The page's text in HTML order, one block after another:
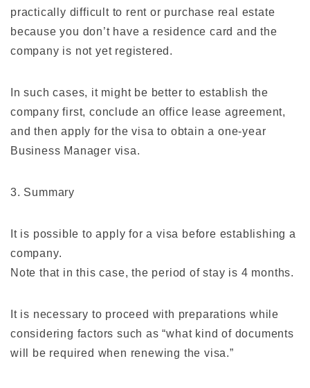
practically difficult to rent or purchase real estate
because you don’t have a residence card and the
company is not yet registered.
In such cases, it might be better to establish the
company first, conclude an office lease agreement,
and then apply for the visa to obtain a one-year
Business Manager visa.
3. Summary
It is possible to apply for a visa before establishing a
company.
Note that in this case, the period of stay is 4 months.
It is necessary to proceed with preparations while
considering factors such as “what kind of documents
will be required when renewing the visa.”